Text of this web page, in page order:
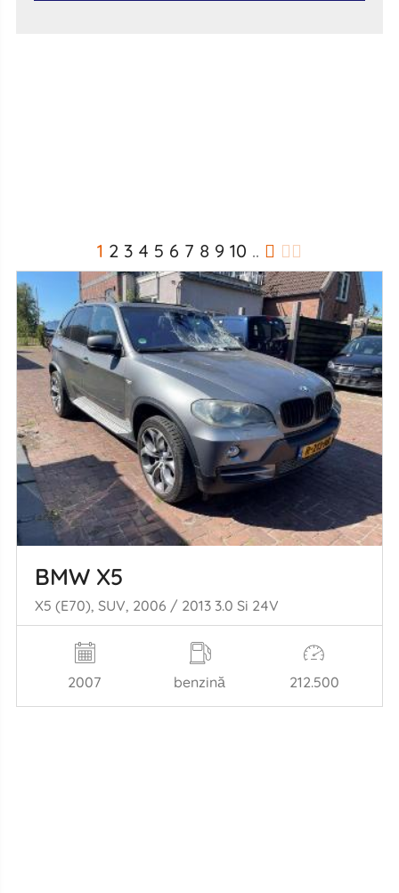
1 2 3 4 5 6 7 8 9 10 ..
BMW X5
X5 (E70), SUV, 2006 / 2013 3.0 Si 24V
2007 benzină 212.500